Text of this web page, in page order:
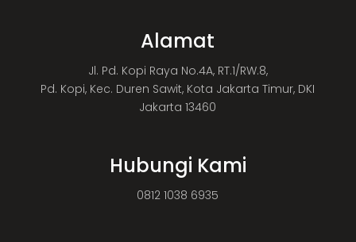
Alamat
Jl. Pd. Kopi Raya No.4A, RT.1/RW.8,
Pd. Kopi, Kec. Duren Sawit, Kota Jakarta Timur, DKI
Jakarta 13460
Hubungi Kami
0812 1038 6935